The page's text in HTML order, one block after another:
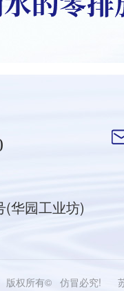
(华园工业坊)
版权所有© 仿冒必究!